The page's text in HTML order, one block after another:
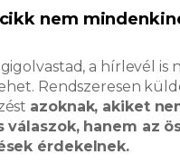
cikk nem
a hírlevél is
Rendszeresen
azoknak, akiket
válaszok, hanem az
érdekelnek.